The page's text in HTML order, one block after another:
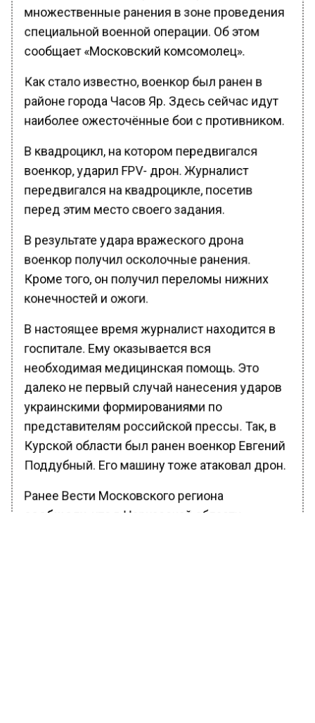
множественные ранения в зоне проведения
специальной военной операции. Об этом
сообщает «Московский комсомолец».
Как стало известно, военкор был ранен в
районе города Часов Яр. Здесь сейчас идут
наиболее ожесточённые бои с противником.
В квадроцикл, на котором передвигался
военкор, ударил FPV- дрон. Журналист
передвигался на квадроцикле, посетив
перед этим место своего задания.
В результате удара вражеского дрона
военкор получил осколочные ранения.
Кроме того, он получил переломы нижних
конечностей и ожоги.
В настоящее время журналист находится в
госпитале. Ему оказывается вся
необходимая медицинская помощь. Это
далеко не первый случай нанесения ударов
украинскими формированиями по
представителям российской прессы. Так, в
Курской области был ранен военкор Евгений
Поддубный. Его машину тоже атаковал дрон.
Ранее Вести Московского региона
сообщали
, что в Черкасской области